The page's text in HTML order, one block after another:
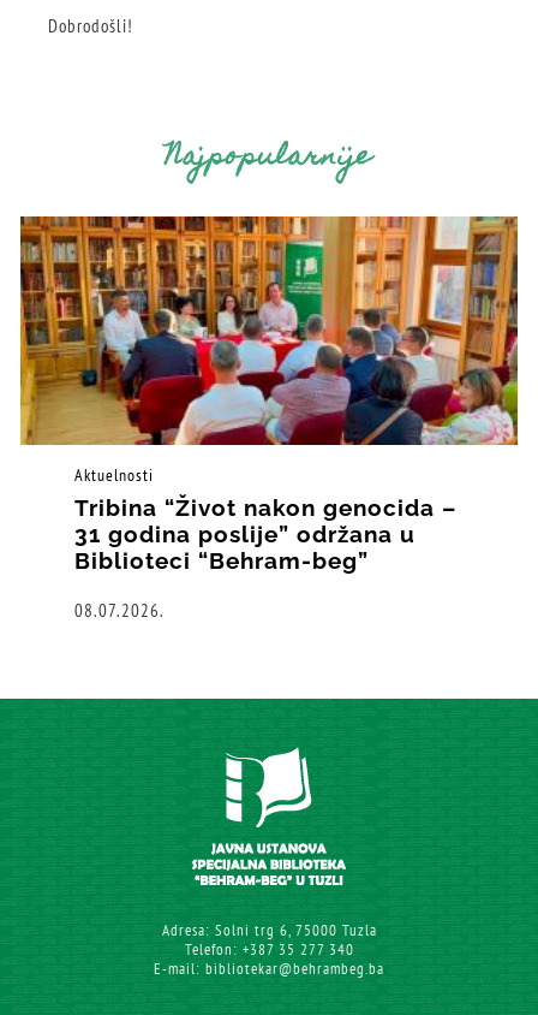
Dobrodošli!
Najpopularnije
Aktuelnosti
Tribina “Život nakon genocida –
31 godina poslije” održana u
Biblioteci “Behram-beg”
08.07.2026.
Adresa: Solni trg 6, 75000 Tuzla
Telefon: +387 35 277 340
E-mail: bibliotekar@behrambeg.ba